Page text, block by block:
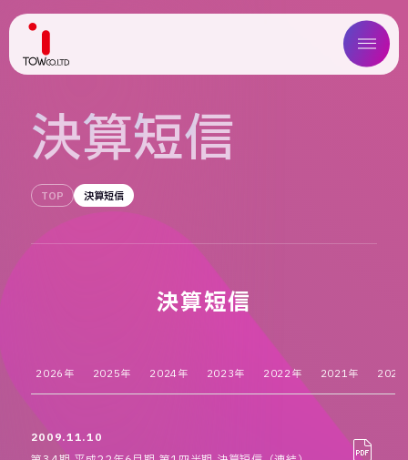
ABOUT US
SERVICE
MAGAZINE
COMPANY
IR
決算短信
TOP 決算短信
決算短信
2026年 2025年 2024年 2023年 2022年 2021年 2020
2009.11.10